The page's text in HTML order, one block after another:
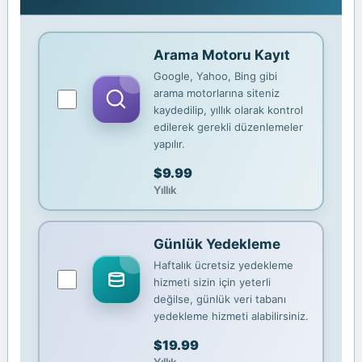
Arama Motoru Kayıt
Google, Yahoo, Bing gibi
arama motorlarına siteniz
kaydedilip, yıllık olarak kontrol
edilerek gerekli düzenlemeler
yapılır.
$9.99
Yıllık
Günlük Yedekleme
Haftalık ücretsiz yedekleme
hizmeti sizin için yeterli
değilse, günlük veri tabanı
yedekleme hizmeti alabilirsiniz.
$19.99